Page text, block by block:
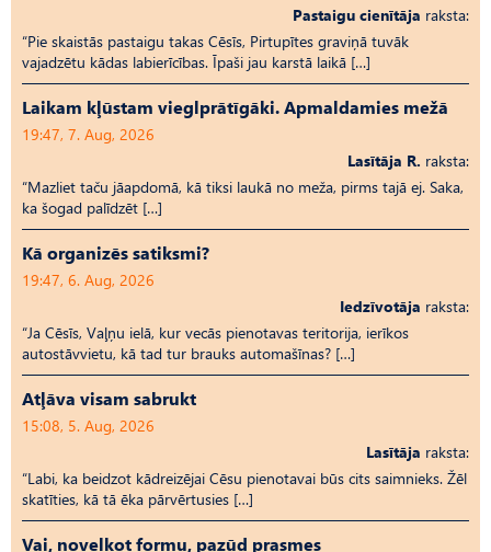
Pastaigu cienītāja raksta:
“Pie skaistās pastaigu takas Cēsīs, Pirtupītes graviņā tuvāk
vajadzētu kādas labierīcības. Īpaši jau karstā laikā […]
Laikam kļūstam vieglprātīgāki. Apmaldamies mežā
19:47, 7. Aug, 2026
Lasītāja R. raksta:
“Mazliet taču jāapdomā, kā tiksi laukā no meža, pirms tajā ej. Saka,
ka šogad palīdzēt […]
Kā organizēs satiksmi?
19:47, 6. Aug, 2026
Iedzīvotāja raksta:
“Ja Cēsīs, Vaļņu ielā, kur vecās pienotavas teritorija, ierīkos
autostāvvietu, kā tad tur brauks automašīnas? […]
Atļāva visam sabrukt
15:08, 5. Aug, 2026
Lasītāja raksta:
“Labi, ka beidzot kādreizējai Cēsu pienotavai būs cits saimnieks. Žēl
skatīties, kā tā ēka pārvērtusies […]
Vai, novelkot formu, pazūd prasmes